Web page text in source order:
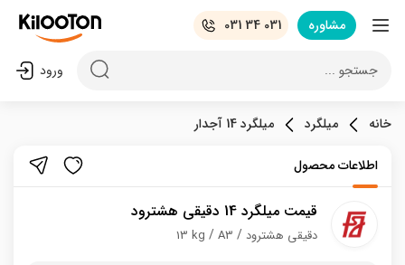
مشاوره 031 34 031
جستجو ... ورود
خانه میلگرد میلگرد 14 آجدار
اطلاعات محصول
قیمت میلگرد 14 دقیقی هشترود
13 kg A3 دقیقی هشترود